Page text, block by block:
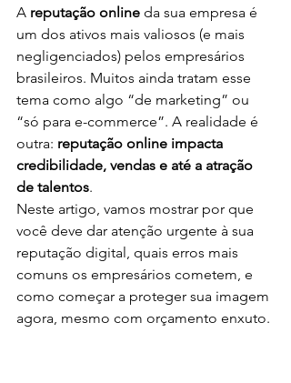
A reputação online da sua empresa é
um dos ativos mais valiosos (e mais
negligenciados) pelos empresários
brasileiros. Muitos ainda tratam esse
tema como algo “de marketing” ou
“só para e-commerce”. A realidade é
outra: reputação online impacta
credibilidade, vendas e até a atração
de talentos.
Neste artigo, vamos mostrar por que
você deve dar atenção urgente à sua
reputação digital, quais erros mais
comuns os empresários cometem, e
como começar a proteger sua imagem
agora, mesmo com orçamento enxuto.